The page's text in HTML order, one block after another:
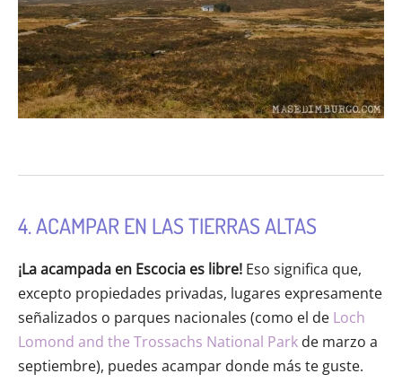
4. ACAMPAR EN LAS TIERRAS ALTAS
¡La acampada en Escocia es libre! Eso significa que,
excepto propiedades privadas, lugares expresamente
señalizados o parques nacionales (como el de Loch
Lomond and the Trossachs National Park de marzo a
septiembre), puedes acampar donde más te guste.